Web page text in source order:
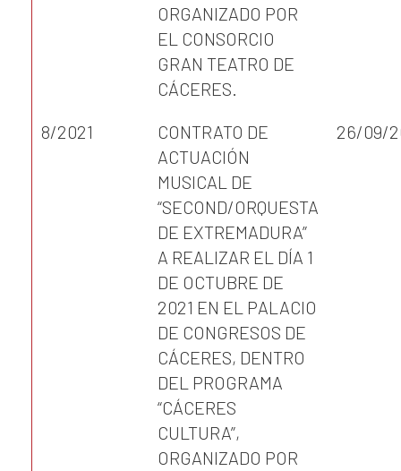
ORGANIZADO POR
EL CONSORCIO
GRAN TEATRO DE
CÁCERES.
8/2021
CONTRATO DE
ACTUACIÓN
MUSICAL DE
“SECOND/ORQUESTA
DE EXTREMADURA”
A REALIZAR EL DÍA 1
DE OCTUBRE DE
2021 EN EL PALACIO
DE CONGRESOS DE
CÁCERES, DENTRO
DEL PROGRAMA
“CÁCERES
CULTURA”,
ORGANIZADO POR
26/09/